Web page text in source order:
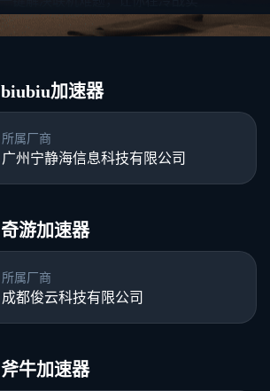
biubiu加速器
所属厂商
广州宁静海信息科技有限公司
奇游加速器
所属厂商
成都俊云科技有限公司
斧牛加速器